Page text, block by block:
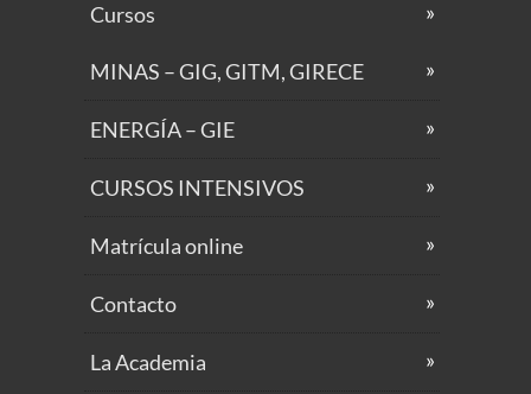
Cursos
MINAS – GIG, GITM, GIRECE
ENERGÍA – GIE
CURSOS INTENSIVOS
Matrícula online
Contacto
La Academia